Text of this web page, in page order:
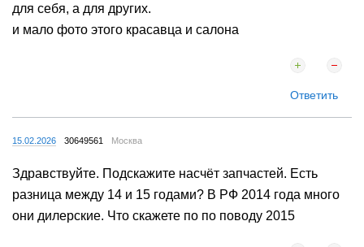
для себя, а для других.
и мало фото этого красавца и салона
Ответить
15.02.2026 30649561 Москва
Здравствуйте. Подскажите насчёт запчастей. Есть
разница между 14 и 15 годами? В РФ 2014 года много
они дилерские. Что скажете по по поводу 2015